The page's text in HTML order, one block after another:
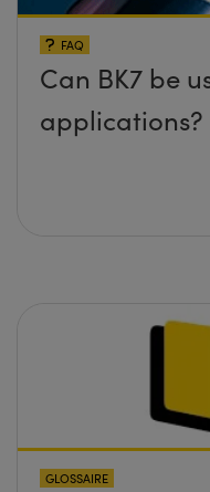
FAQ
Can BK7 be
applications?
GLOSSAIRE